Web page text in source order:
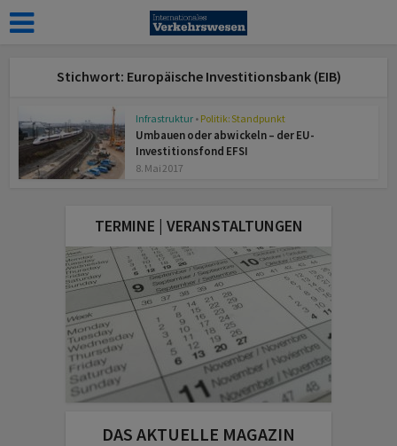
Stichwort: Europäische Investitionsbank (EIB)
Infrastruktur • Politik: Standpunkt
Umbauen oder abwickeln – der EU-
Investitionsfond EFSI
8. Mai 2017
TERMINE | VERANSTALTUNGEN
DAS AKTUELLE MAGAZIN